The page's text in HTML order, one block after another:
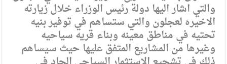
والتي اشار اليها دولة رئيس الوزراء خلال زيارته
الاخيره لعجلون والتي ستساهم في توفير بنيه
تحتيه في مناطق معينه وبناء قريه سياحيه
وغيرها من المشاريع المتفق عليها حيث سيساهم